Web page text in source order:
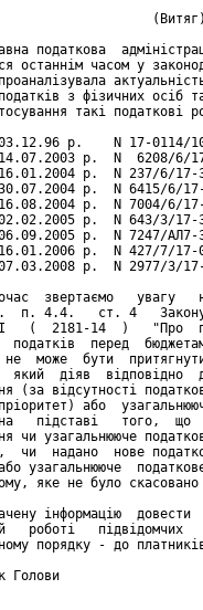
податкова
останнім часом у
з фізичних осіб
такі податкові
р.    N 17-0114/
р.  N  6208/6/
р.  N 237/6/17-
р.  N 6415/6/
р.  N 7004/6/
р.  N 643/3/17-
р.  N 7247/АЛ7-
р.  N 427/7/
р.  N 2977/3/
звертаємо   увагу
п. 4.4.   ст. 4   Закону
(  2181-14  )   "Про
податків  перед
може  бути
який  діяв  відповідно
(за відсутності
або
підставі   того,  що
чи узагальнююче
чи  надано  нове
узагальнююче
яке не було
інформацію  довести
роботі
порядку - до
Голови